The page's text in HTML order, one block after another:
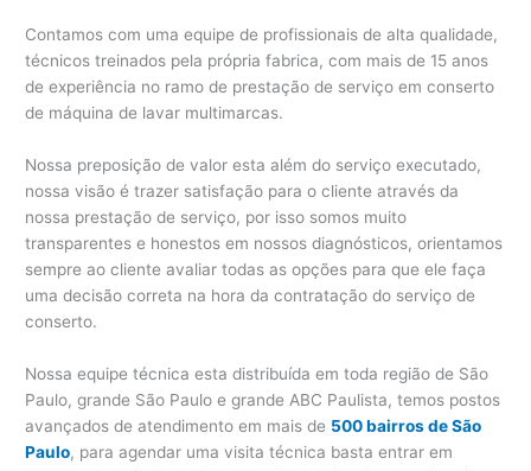
Contamos com uma equipe de profissionais de alta qualidade,
técnicos treinados pela própria fabrica, com mais de 15 anos
de experiência no ramo de prestação de serviço em conserto
de máquina de lavar multimarcas.
Nossa preposição de valor esta além do serviço executado,
nossa visão é trazer satisfação para o cliente através da
nossa prestação de serviço, por isso somos muito
transparentes e honestos em nossos diagnósticos, orientamos
sempre ao cliente avaliar todas as opções para que ele faça
uma decisão correta na hora da contratação do serviço de
conserto.
Nossa equipe técnica esta distribuída em toda região de São
Paulo, grande São Paulo e grande ABC Paulista, temos postos
avançados de atendimento em mais de 500 bairros de São
Paulo, para agendar uma visita técnica basta entrar em